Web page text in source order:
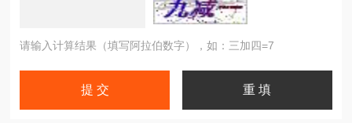
请输入计算结果（填写阿拉伯数字），如：三加四=7